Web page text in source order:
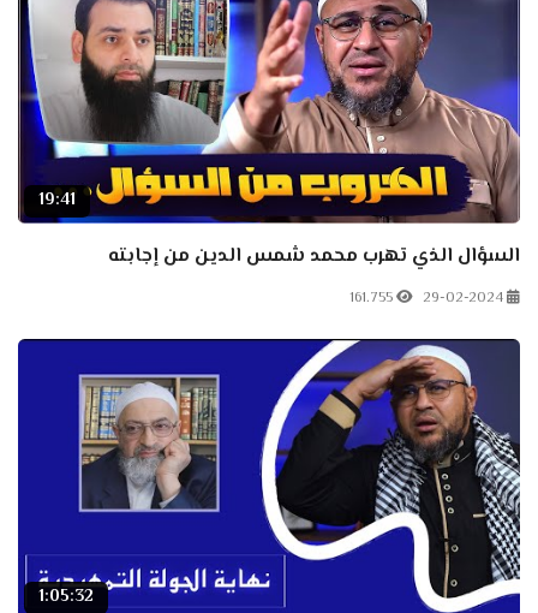
19:41
السؤال الذي تهرب محمد شمس الدين من إجابته
29-02-2024
161.755
1:05:32